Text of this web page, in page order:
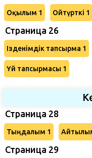
Оқылым 1 Ойтүрткі 1
Страница 26
Ізденімдік тапсырма 1
Үй тапсырмасы 1
Страница 28
Тыңдалым 1
Страница 29